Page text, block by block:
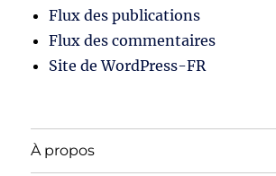
Flux des publications
Flux des commentaires
Site de WordPress-FR
À propos